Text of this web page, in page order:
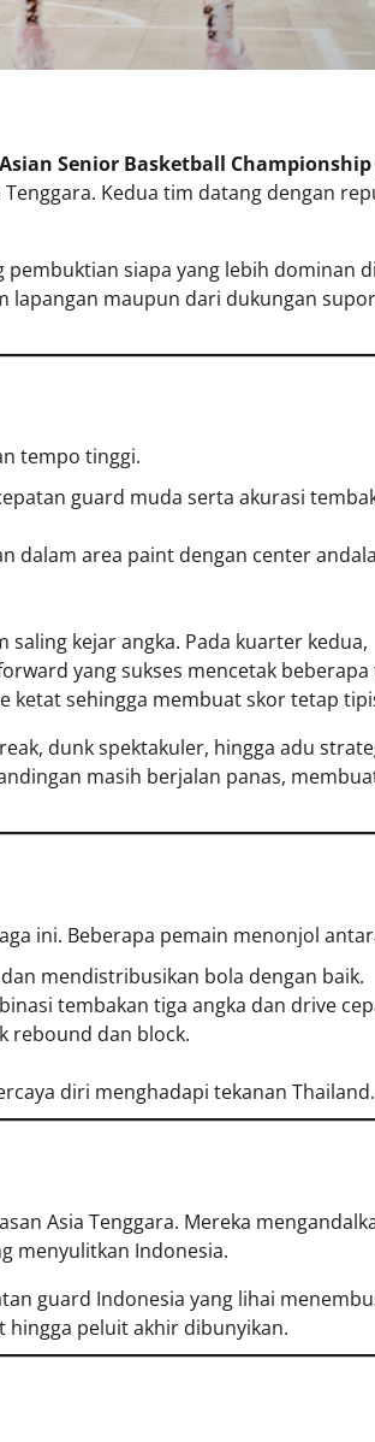
Asian Senior Basketball Championship
Kedua tim datang dengan
siapa yang lebih dominan
lapangan maupun dari dukungan
tempo tinggi.
guard muda serta akurasi
dalam area paint dengan center
kejar angka. Pada kuarter kedua,
yang sukses mencetak
ketat sehingga membuat skor tetap
dunk spektakuler, hingga adu
masih berjalan panas,
ini. Beberapa pemain menonjol
mendistribusikan bola dengan baik.
tembakan tiga angka dan drive
rebound dan block.
diri menghadapi tekanan Thailand.
Asia Tenggara. Mereka
menyulitkan Indonesia.
guard Indonesia yang lihai
peluit akhir dibunyikan.